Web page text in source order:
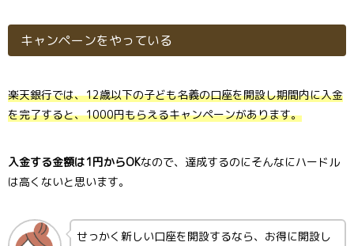
キャンペーンをやっている
楽天銀行では、12歳以下の子ども名義の口座を開設し期間内に入金
を完了すると、1000円もらえるキャンペーンがあります。
入金する金額は1円からOKなので、達成するのにそんなにハードル
は高くないと思います。
せっかく新しい口座を開設するなら、お得に開設し